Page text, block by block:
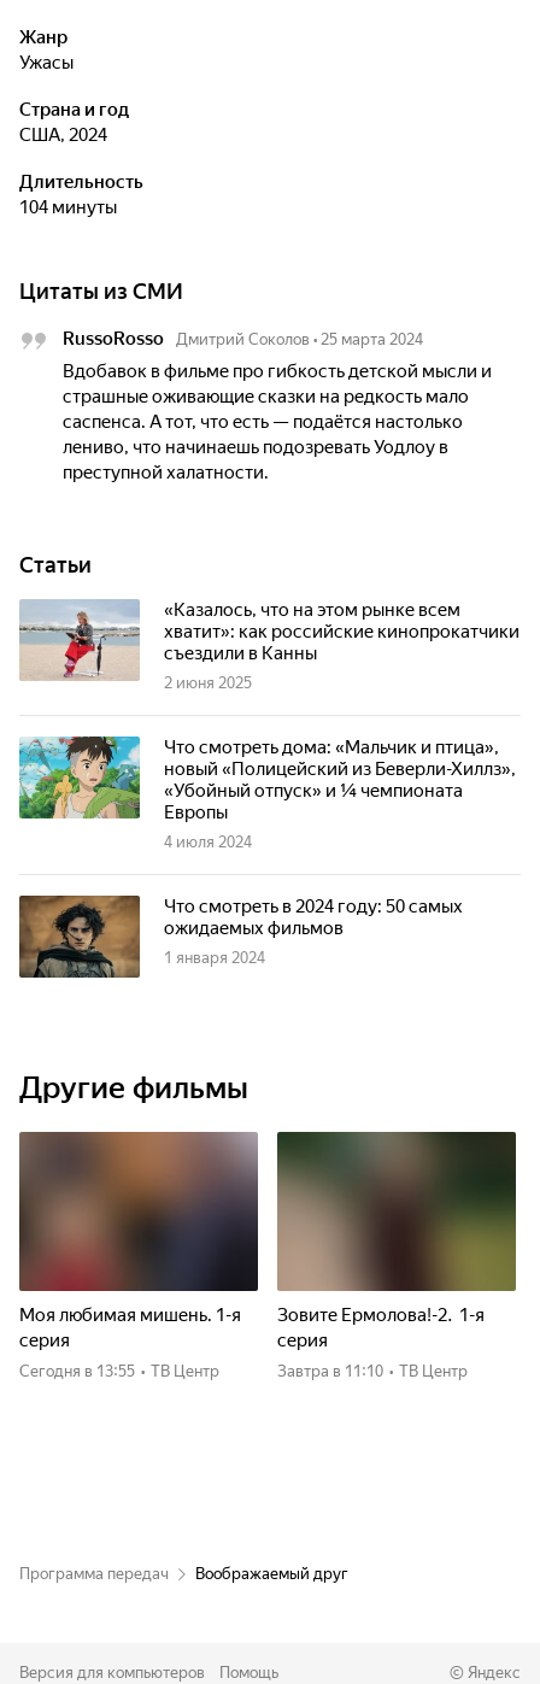
Жанр
ужасы
Страна и год
США, 2024
Длительность
104 минуты
Цитаты из СМИ
RussoRosso Дмитрий Соколов • 25 марта 2024
Вдобавок в фильме про гибкость детской мысли и
страшные оживающие сказки на редкость мало
саспенса. А тот, что есть — подаётся настолько
лениво, что начинаешь подозревать Уодлоу в
преступной халатности.
Статьи
«Казалось, что на этом рынке всем
хватит»: как российские кинопрокатчики
съездили в Канны
2 июня 2025
Что смотреть дома: «Мальчик и птица»,
новый «Полицейский из Беверли-Хиллз»,
«Убойный отпуск» и ¼ чемпионата
Европы
4 июля 2024
Что смотреть в 2024 году: 50 самых
ожидаемых фильмов
1 января 2024
Другие фильмы
Моя любимая мишень. 1-я
серия
Сегодня в 13:55 • ТВ Центр
Зовите Ермолова!-2. 1-я
серия
Завтра в 11:10 • ТВ Центр
Программа передач Воображаемый друг
Версия для компьютеров Помощь © Яндекс